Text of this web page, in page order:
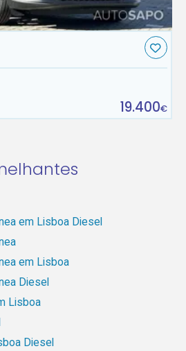
19.400€
em Lisboa Diesel
em Lisboa
Diesel
Lisboa
Diesel